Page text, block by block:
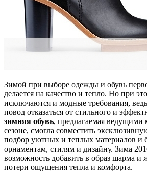
Зимой при выборе одежды и обувь
делается на качество и тепло. Но при
исключаются и модные требования,
повод отказаться от стильного и
зимняя обувь, предлагаемая ведущими
сезоне, смогла совместить
подбор уютных и теплых материалов и
орнаментам, стилям и дизайну. Зима
возможность добавить в образ шарма и
потери ощущения тепла и комфорта.